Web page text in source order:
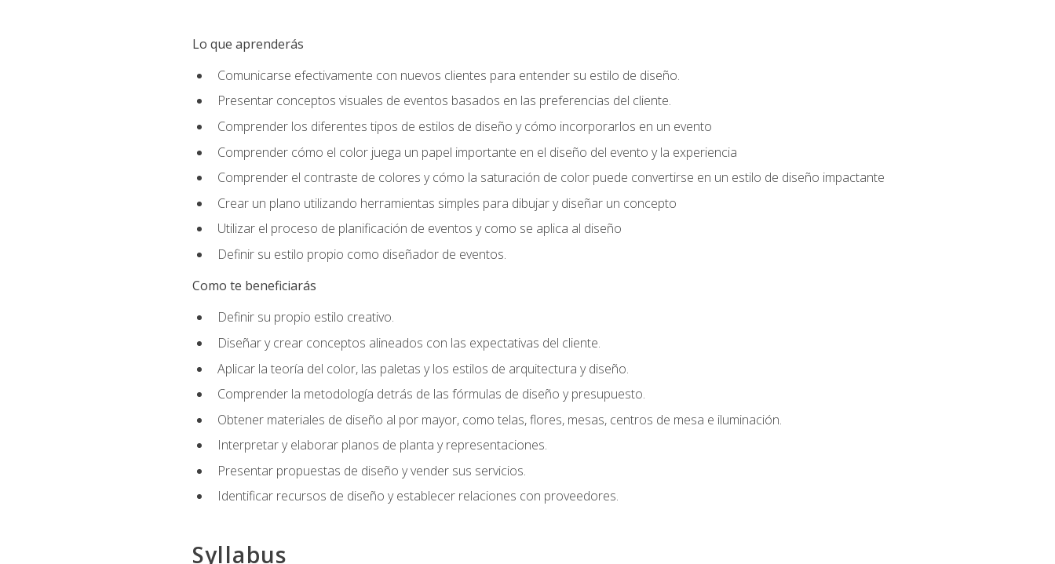
Lo que aprenderás
Comunicarse efectivamente con nuevos clientes para entender su estilo de diseño.
Presentar conceptos visuales de eventos basados en las preferencias del cliente.
Comprender los diferentes tipos de estilos de diseño y cómo incorporarlos en un evento
Comprender cómo el color juega un papel importante en el diseño del evento y la experiencia
Comprender el contraste de colores y cómo la saturación de color puede convertirse en un estilo de diseño impactante
Crear un plano utilizando herramientas simples para dibujar y diseñar un concepto
Utilizar el proceso de planificación de eventos y como se aplica al diseño
Definir su estilo propio como diseñador de eventos.
Como te beneficiarás
Definir su propio estilo creativo.
Diseñar y crear conceptos alineados con las expectativas del cliente.
Aplicar la teoría del color, las paletas y los estilos de arquitectura y diseño.
Comprender la metodología detrás de las fórmulas de diseño y presupuesto.
Obtener materiales de diseño al por mayor, como telas, flores, mesas, centros de mesa e iluminación.
Interpretar y elaborar planos de planta y representaciones.
Presentar propuestas de diseño y vender sus servicios.
Identificar recursos de diseño y establecer relaciones con proveedores.
Syllabus